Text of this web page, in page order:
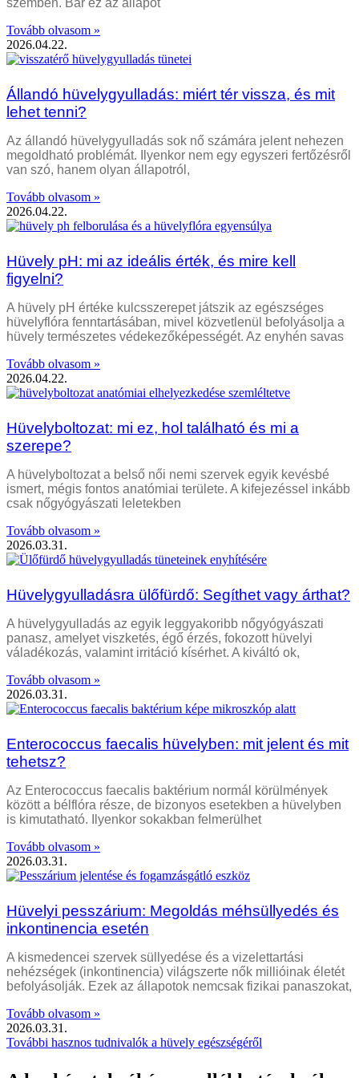
Tovább olvasom »
2026.04.22.
Állandó hüvelygyulladás: miért tér vissza, és mit
lehet tenni?
Az állandó hüvelygyulladás sok nő számára jelent nehezen
megoldható problémát. Ilyenkor nem egy egyszeri fertőzésről
van szó, hanem olyan állapotról,
Tovább olvasom »
2026.04.22.
Hüvely pH: mi az ideális érték, és mire kell
figyelni?
A hüvely pH értéke kulcsszerepet játszik az egészséges
hüvelyflóra fenntartásában, mivel közvetlenül befolyásolja a
hüvely természetes védekezőképességét. Az enyhén savas
Tovább olvasom »
2026.04.22.
Hüvelyboltozat: mi ez, hol található és mi a
szerepe?
A hüvelyboltozat a belső női nemi szervek egyik kevésbé
ismert, mégis fontos anatómiai területe. A kifejezéssel inkább
csak nőgyógyászati leletekben
Tovább olvasom »
2026.03.31.
Hüvelygyulladásra ülőfürdő: Segíthet vagy árthat?
A hüvelygyulladás az egyik leggyakoribb nőgyógyászati
panasz, amelyet viszketés, égő érzés, fokozott hüvelyi
váladékozás, valamint irritáció kísérhet. A kiváltó ok,
Tovább olvasom »
2026.03.31.
Enterococcus faecalis hüvelyben: mit jelent és mit
tehetsz?
Az Enterococcus faecalis baktérium normál körülmények
között a bélflóra része, de bizonyos esetekben a hüvelyben
is kimutatható. Ilyenkor sokakban felmerülhet
Tovább olvasom »
2026.03.31.
Hüvelyi pesszárium: Megoldás méhsüllyedés és
inkontinencia esetén
A kismedencei szervek süllyedése és a vizelettartási
nehézségek (inkontinencia) világszerte nők millióinak életét
befolyásolják. Ezek az állapotok nemcsak fizikai panaszokat,
Tovább olvasom »
2026.03.31.
További hasznos tudnivalók a hüvely egészségéről